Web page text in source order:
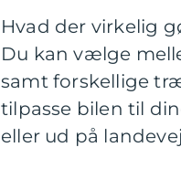
Hvad der virkelig
Du kan vælge
samt forskellige
tilpasse bilen til
eller ud på